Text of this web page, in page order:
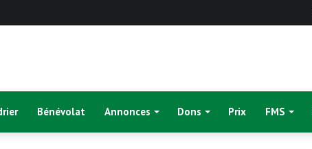
Bénévolat Annonces Dons Prix FMS